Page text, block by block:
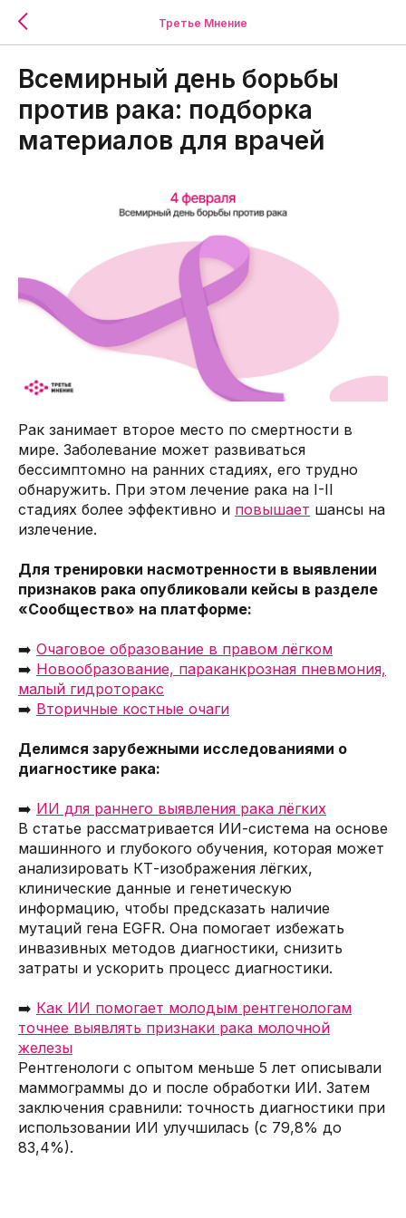
Третье Мнение
Всемирный день борьбы
против рака: подборка
материалов для врачей
Рак занимает второе место по смертности в
мире. Заболевание может развиваться
бессимптомно на ранних стадиях, его трудно
обнаружить. При этом лечение рака на I-II
стадиях более эффективно и повышает шансы на
излечение.
Для тренировки насмотренности в выявлении
признаков рака опубликовали кейсы в разделе
«Сообщество» на платформе:
➡️ Очаговое образование в правом лёгком
➡️ Новообразование, параканкрозная пневмония,
малый гидроторакс
➡️ Вторичные костные очаги
Делимся зарубежными исследованиями о
диагностике рака:
➡️ ИИ для раннего выявления рака лёгких
В статье рассматривается ИИ-система на основе
машинного и глубокого обучения, которая может
анализировать КТ-изображения лёгких,
клинические данные и генетическую
информацию, чтобы предсказать наличие
мутаций гена EGFR. Она помогает избежать
инвазивных методов диагностики, снизить
затраты и ускорить процесс диагностики.
➡️ Как ИИ помогает молодым рентгенологам
точнее выявлять признаки рака молочной
железы
Рентгенологи с опытом меньше 5 лет описывали
маммограммы до и после обработки ИИ. Затем
заключения сравнили: точность диагностики при
использовании ИИ улучшилась (с 79,8% до
83,4%).